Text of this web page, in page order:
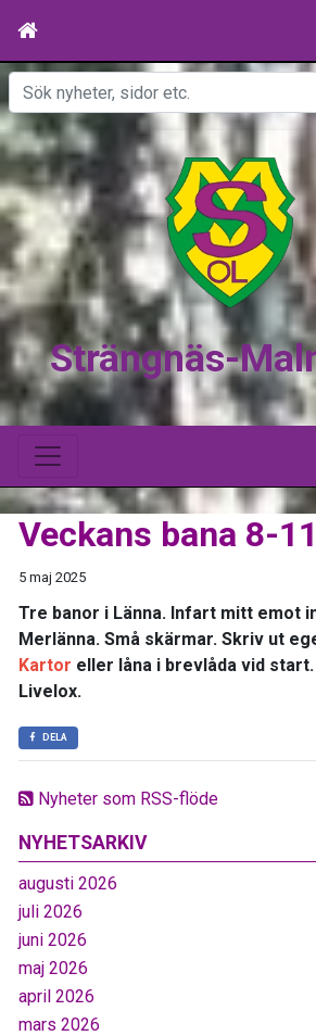
Strängnäs-
Nyheter som RSS-flöde
NYHETSARKIV
augusti 2026
juli 2026
juni 2026
maj 2026
april 2026
mars 2026
Veckans bana 8-
5 maj 2025
Tre banor i Länna. Infart mitt emot
Merlänna. Små skärmar. Skriv ut
Kartor eller låna i brevlåda vid
Livelox.
DELA